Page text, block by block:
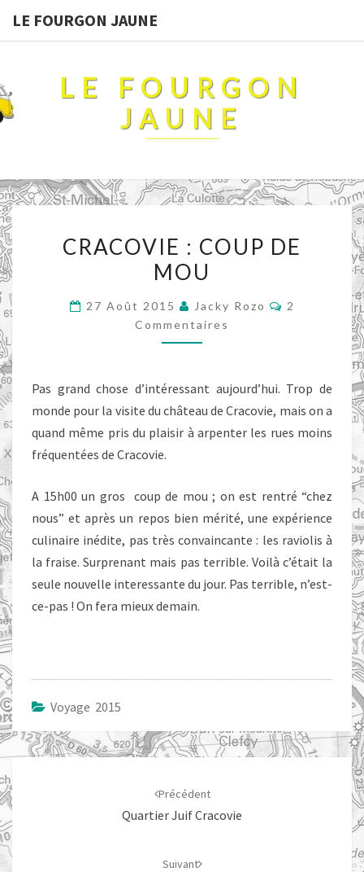
LE FOURGON JAUNE
LE FOURGON
JAUNE
COUP
MOU
CRACOVIE : COUP DE
MOU
27 Août 2015 Jacky Rozo
2
Commentaires
Pas grand chose d’intéressant aujourd’hui. Trop de
monde pour la visite du château de Cracovie, mais on a
quand même pris du plaisir à arpenter les rues moins
fréquentées de Cracovie.
A 15h00 un gros coup de mou ; on est rentré “chez
nous” et après un repos bien mérité, une expérience
culinaire inédite, pas très convaincante : les raviolis à
la fraise. Surprenant mais pas terrible. Voilà c’était la
seule nouvelle interessante du jour. Pas terrible, n’est-
ce-pas ! On fera mieux demain.
Voyage 2015
d'article
Précédent
Quartier Juif Cracovie
Suivant